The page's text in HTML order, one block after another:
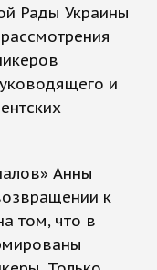
Рады Украины
и
Анны
к
том, что в